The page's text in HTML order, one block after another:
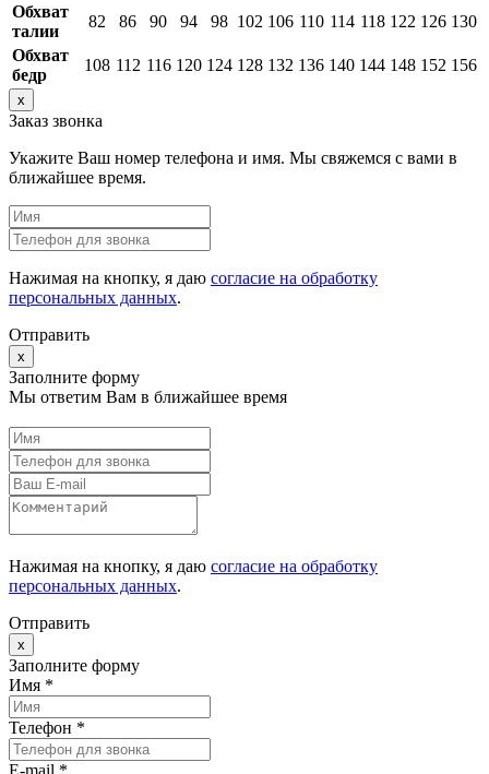
Обхват
талии
82 86 90 94 98 102 106 110 114 118 122 126 130
Обхват
бедр
108 112 116 120 124 128 132 136 140 144 148 152 156
x
Заказ звонка
Укажите Ваш номер телефона и имя. Мы свяжемся с вами в
ближайшее время.
Нажимая на кнопку, я даю согласие на обработку
персональных данных.
Отправить
x
Заполните форму
Мы ответим Вам в ближайшее время
Нажимая на кнопку, я даю согласие на обработку
персональных данных.
Отправить
x
Заполните форму
Имя *
Телефон *
E-mail *